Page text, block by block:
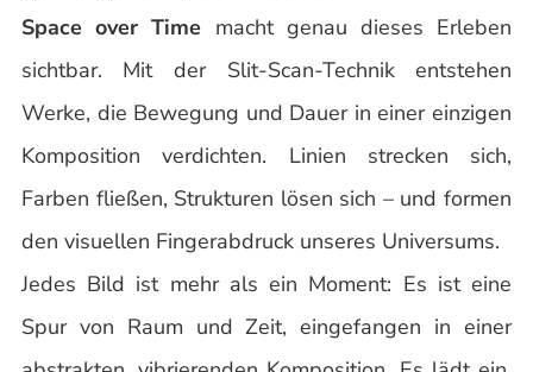
Space over Time macht genau dieses Erleben
sichtbar. Mit der Slit-Scan-Technik entstehen
Werke, die Bewegung und Dauer in einer einzigen
Komposition verdichten. Linien strecken sich,
Farben fließen, Strukturen lösen sich – und formen
den visuellen Fingerabdruck unseres Universums.
Jedes Bild ist mehr als ein Moment: Es ist eine
Spur von Raum und Zeit, eingefangen in einer